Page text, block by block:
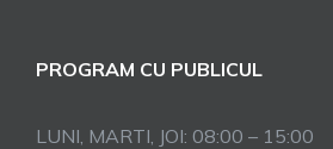
PROGRAM CU PUBLICUL
LUNI, MARTI, JOI: 08:00 – 15:00